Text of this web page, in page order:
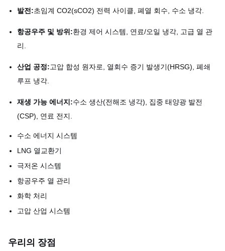
발전:초임계 CO2(sCO2) 전력 사이클, 폐열 회수, 수소 냉각.
항공우주 및 방위:환경 제어 시스템, 연료/오일 냉각, 고급 열 관
리.
산업 공정:고압 합성 원자로, 열회수 증기 발생기(HRSG), 폐쇄
루프 냉각.
재생 가능 에너지:수소 생산(전해조 냉각), 집중 태양광 발전
(CSP), 연료 전지.
수소 에너지 시스템
LNG 열교환기
극저온 시스템
항공우주 열 관리
화학 처리
고압 산업 시스템
우리의 장점